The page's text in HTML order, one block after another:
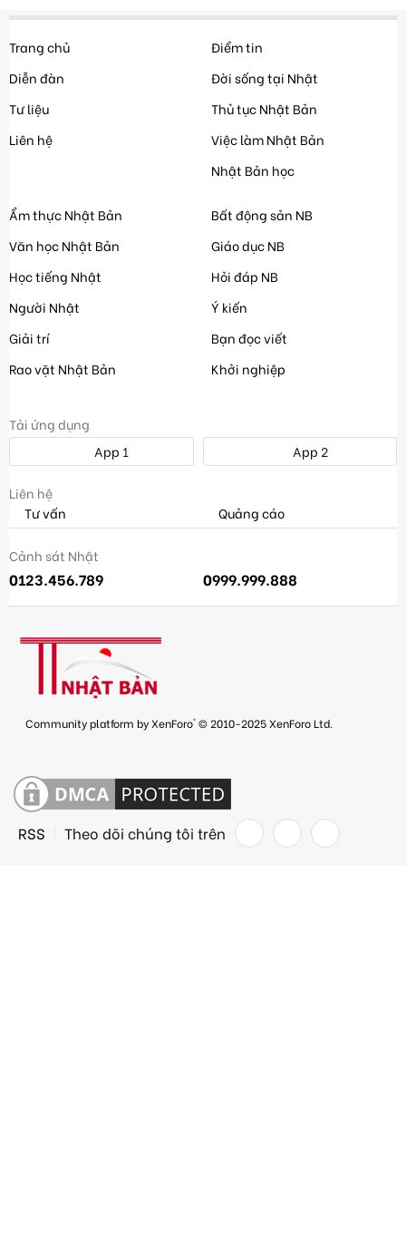
Trang chủ
Diễn đàn
Tư liệu
Liên hệ
Điểm tin
Đời sống tại Nhật
Thủ tục Nhật Bản
Việc làm Nhật Bản
Nhật Bản học
Ẩm thực Nhật Bản
Văn học Nhật Bản
Học tiếng Nhật
Người Nhật
Giải trí
Rao vặt Nhật Bản
Bất động sản NB
Giáo dục NB
Hỏi đáp NB
Ý kiến
Bạn đọc viết
Khởi nghiệp
Tải ứng dụng
App 1
App 2
Liên hệ
Tư vấn
Quảng cáo
Cảnh sát Nhật
0123.456.789 0999.999.888
Community platform by XenForo® © 2010-2025 XenForo Ltd.
RSS Theo dõi chúng tôi trên